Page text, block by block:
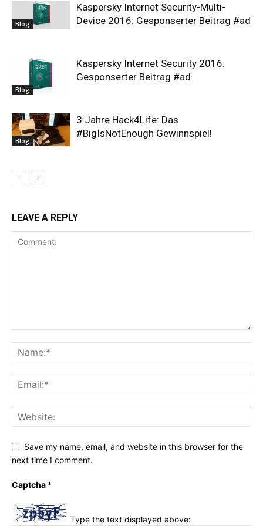
Blog
Kaspersky Internet Security-Multi-
Device 2016: Gesponserter Beitrag #ad
Blog
Kaspersky Internet Security 2016:
Gesponserter Beitrag #ad
Blog
3 Jahre Hack4Life: Das
#BigIsNotEnough Gewinnspiel!
LEAVE A REPLY
Save my name, email, and website in this browser for the
next time I comment.
Captcha *
Type the text displayed above: